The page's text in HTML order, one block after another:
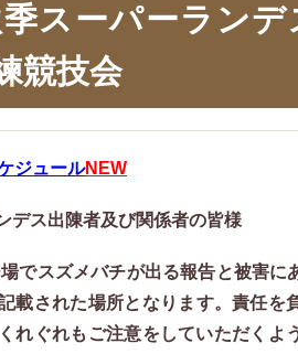
スーパーラン
競技会
ジュールNEW
デス出陳者及び関係者の皆様
でスズメバチが出る報告と被害に
載された場所となります。責任を
れぐれもご注意をしていただくよ